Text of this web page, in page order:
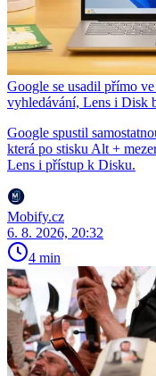
Google se usadil přímo
vyhledávání, Lens i Disk
Google spustil
která po stisku Alt +
Lens i přístup k Disku.
Mobify.cz
6. 8. 2026, 20:32
4 min